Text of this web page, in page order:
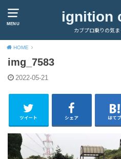
MENU ignition
カブプロ乗りの気
HOME
img_7583
2022-05-21
ツイート シェア はてブ